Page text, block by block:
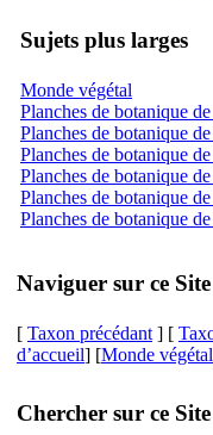
Sujets plus larges
Monde végétal
Planches de botanique
Planches de botanique
Planches de botanique
Planches de botanique
Planches de botanique
Planches de botanique
Naviguer sur ce Site
[ Taxon précédant ] [
d’accueil] [Monde végétal
Chercher sur ce Site